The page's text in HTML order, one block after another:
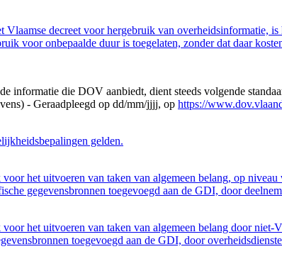
Vlaamse decreet voor hergebruik van overheidsinformatie,
voor onbepaalde duur is toegelaten, zonder dat daar
informatie die DOV aanbiedt, dient steeds volgende
- Geraadpleegd op dd/mm/jjjj, op https://
gelden.
het uitvoeren van taken van algemeen belang, op
gegevensbronnen toegevoegd aan de GDI, door
het uitvoeren van taken van algemeen belang door
toegevoegd aan de GDI, door